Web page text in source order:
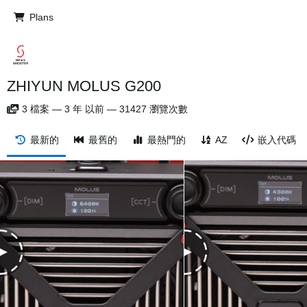
Plans
ZHIYUN MOLUS G200
3 檔案 — 3 年 以前 — 31427 瀏覽次數
最新的 最舊的 最熱門的 AZ 嵌入代碼